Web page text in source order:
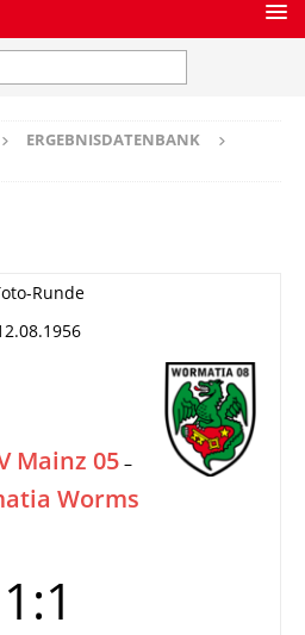
ERGEBNISDATENBANK
Runde
Mainz 05 –
Worms
1:1